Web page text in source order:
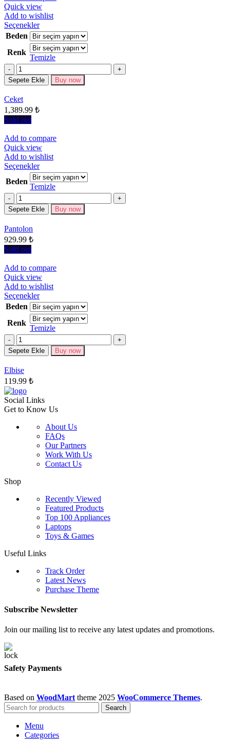
Quick view
Add to wishlist
SeçeneklerBu
ürünün
birden
fazla
varyasyonu
Seçenekler
seçilebilir
Beden
Renk
Temizle
Miktar
Sepete Ekle Buy now
Ceket
1,389.99 ₺
Sold out
Add to compare
Quick view
Add to wishlist
SeçeneklerBu
ürünün
birden
fazla
varyasyonu
var.
Beden
Temizle
Miktar
Sepete Ekle Buy now
Pantolon
929.99 ₺
Sold out
Add to compare
Quick view
Add to wishlist
SeçeneklerBu
ürünün
birden
fazla
varyasyonu
Seçenekler
Beden
Renk
Temizle
Miktar
Sepete Ekle Buy now
Elbise
119.99 ₺
Social Links
Get to Know Us
About Us
FAQs
Our Partners
Work With Us
Contact Us
Shop
Recently Viewed
Featured Products
Top 100 Appliances
Laptops
Toys & Games
Useful Links
Track Order
Latest News
Purchase Theme
Subscribe Newsletter
Join our mailing list to receive any latest updates and promotions.
Safety Payments
Based on WoodMart theme 2025 WooCommerce Themes.
Search
Menu
Categories